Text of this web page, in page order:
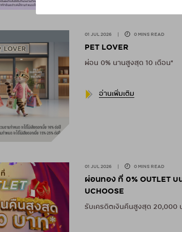
01 JUL 2026 0 MINS READ
PET LOVER
ผ่อน 0% นานสูงสุด 10 เดือน*
อ่านเพิ่มเติม
01 JUL 2026 0 MINS READ
ผ่อนทอง ที่ 0% OUTLET บ
UCHOOSE
รับเครดิตเงินคืนสูงสุด 20,000